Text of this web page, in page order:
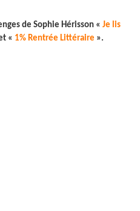
de Sophie Hérisson « Je lis
« 1% Rentrée Littéraire ».